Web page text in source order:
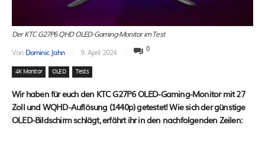
Der KTC G27P6 QHD OLED-Gaming-Monitor im Test
Von Dominic Jahn 9. April 2024 0
4K Monitor OLED Tests
Wir haben für euch den KTC G27P6 OLED-Gaming-Monitor mit 27
Zoll und WQHD-Auflösung (1440p) getestet! Wie sich der günstige
OLED-Bildschirm schlägt, erfährt ihr in den nachfolgenden Zeilen: